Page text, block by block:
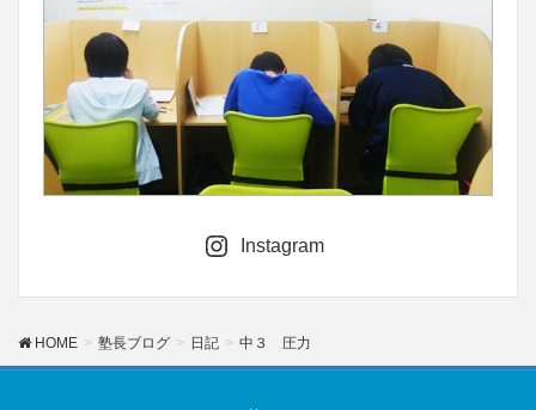
Instagram
HOME 塾長ブログ 日記 中３ 圧力